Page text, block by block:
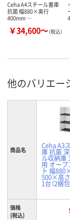
Ceha A4スチール書庫
抗菌 幅880×奥行
400mm …
￥34,600～（税込）
他のバリエー
商品名 Ceha A3
庫 抗菌
ル収納庫
用 オー
ト 幅
500×高
1台（2梱包
価格
(税込)